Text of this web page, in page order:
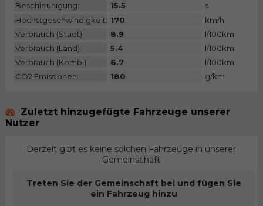
Beschleunigung:
15.5
s
Höchstgeschwindigkeit: 170
km/h
Verbrauch (Stadt):
8.9
l/100km
Verbrauch (Land):
5.4
l/100km
Verbrauch (Komb.):
6.7
l/100km
CO2 Emissionen:
180 g/km
Zuletzt hinzugefügte Fahrzeuge unserer
Nutzer
Derzeit gibt es keine solchen Fahrzeuge in unserer
Gemeinschaft
Treten Sie der Gemeinschaft bei und fügen Sie
ein Fahrzeug hinzu